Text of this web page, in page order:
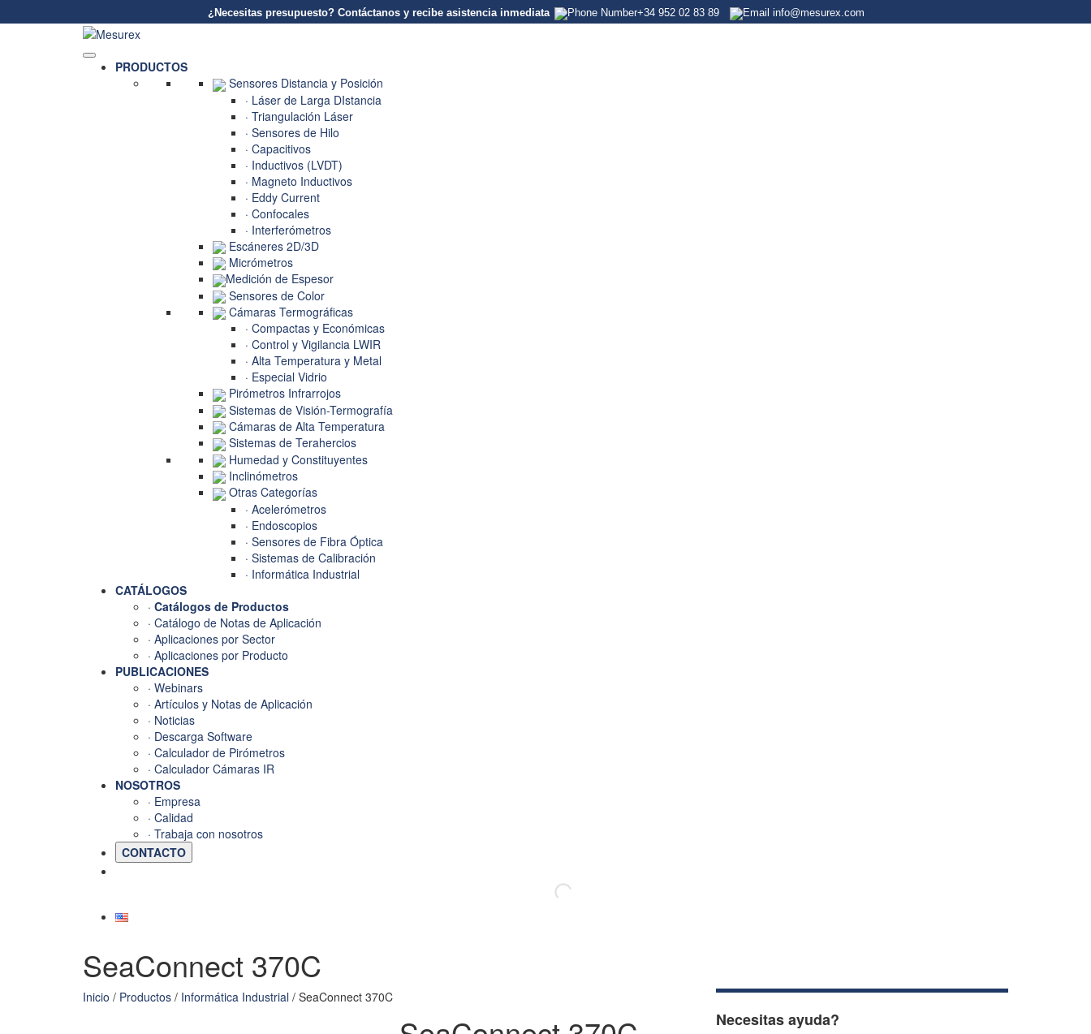
¿Necesitas presupuesto? Contáctanos y recibe asistencia inmediata +34 952 02 83 89 info@mesurex.com
PRODUCTOS
Sensores Distancia y Posición
· Láser de Larga DIstancia
· Triangulación Láser
· Sensores de Hilo
· Capacitivos
· Inductivos (LVDT)
· Magneto Inductivos
· Eddy Current
· Confocales
· Interferómetros
Escáneres 2D/3D
Micrómetros
Medición de Espesor
Sensores de Color
Cámaras Termográficas
· Compactas y Económicas
· Control y Vigilancia LWIR
· Alta Temperatura y Metal
· Especial Vidrio
Pirómetros Infrarrojos
Sistemas de Visión-Termografía
Cámaras de Alta Temperatura
Sistemas de Terahercios
Humedad y Constituyentes
Inclinómetros
Otras Categorías
· Acelerómetros
· Endoscopios
· Sensores de Fibra Óptica
· Sistemas de Calibración
· Informática Industrial
CATÁLOGOS
· Catálogos de Productos
· Catálogo de Notas de Aplicación
· Aplicaciones por Sector
· Aplicaciones por Producto
PUBLICACIONES
· Webinars
· Artículos y Notas de Aplicación
· Noticias
· Descarga Software
· Calculador de Pirómetros
· Calculador Cámaras IR
NOSOTROS
· Empresa
· Calidad
· Trabaja con nosotros
CONTACTO
SeaConnect 370C
Inicio / Productos / Informática Industrial / SeaConnect 370C –
Necesitas ayuda?